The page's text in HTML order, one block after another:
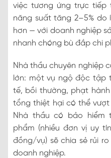
việc tương ứng trực tiếp
năng suất tăng 2–5%
hơn — với doanh nghiệp
nhanh chóng bù đắp chi
Nhà thầu chuyên nghiệp
lớn: một vụ ngộ độc tập
tế, bồi thường, phạt
tổng thiệt hại có thể
Nhà thầu có bảo hiểm
phẩm (nhiều đơn vị uy
đồng/vụ) sẽ chia sẻ rủi
doanh nghiệp.